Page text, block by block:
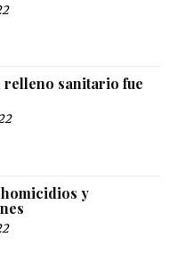
relleno sanitario fue
y